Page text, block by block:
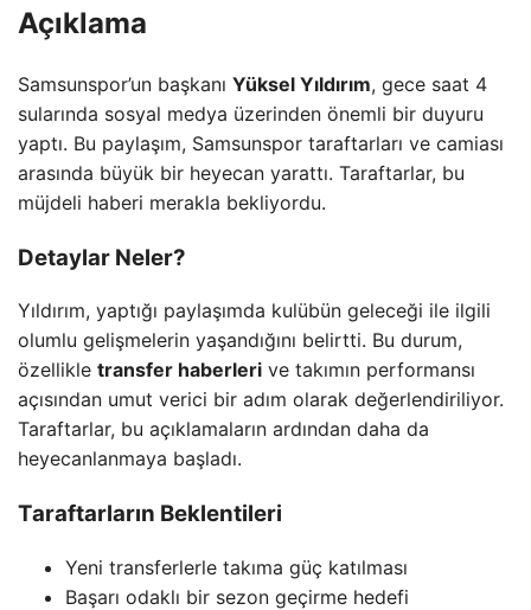
Açıklama
Samsunspor’un başkanı Yüksel Yıldırım, gece saat 4
sularında sosyal medya üzerinden önemli bir duyuru
yaptı. Bu paylaşım, Samsunspor taraftarları ve camiası
arasında büyük bir heyecan yarattı. Taraftarlar, bu
müjdeli haberi merakla bekliyordu.
Detaylar Neler?
Yıldırım, yaptığı paylaşımda kulübün geleceği ile ilgili
olumlu gelişmelerin yaşandığını belirtti. Bu durum,
özellikle transfer haberleri ve takımın performansı
açısından umut verici bir adım olarak değerlendiriliyor.
Taraftarlar, bu açıklamaların ardından daha da
heyecanlanmaya başladı.
Taraftarların Beklentileri
Yeni transferlerle takıma güç katılması
Başarı odaklı bir sezon geçirme hedefi